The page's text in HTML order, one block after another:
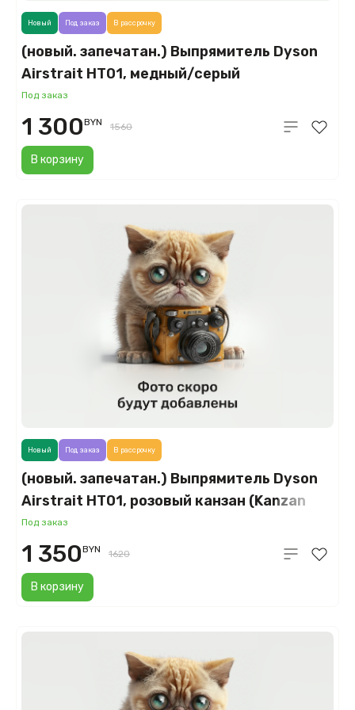
(новый. запечатан.) Выпрямитель Dyson
Airstrait HT01, медный/серый
(Nickel/Cooper)
Под заказ
В корзину
Новый Под заказ В рассрочку
1 300BYN 1560
(новый. запечатан.) Выпрямитель Dyson
Airstrait HT01, розовый канзан (Kanzan
Pink)
Под заказ
В корзину
Новый Под заказ В рассрочку
1 350BYN 1620